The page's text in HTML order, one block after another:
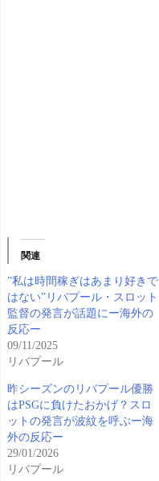
関連
”私は時間稼ぎはあまり好きで
はない”リバプール・スロット
監督の発言が話題にー海外の
反応ー
09/11/2025
リバプール
昨シーズンのリバプール優勝
はPSGに負けたおかげ？スロ
ットの発言が波紋を呼ぶー海
外の反応ー
29/01/2026
リバプール